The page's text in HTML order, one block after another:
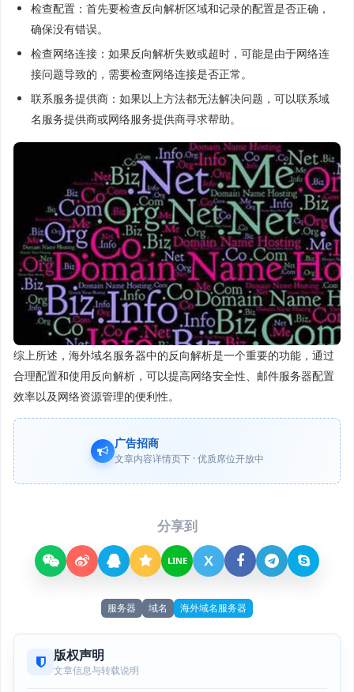
检查配置：首先要检查反向解析区域和记录的配置是否正确，
确保没有错误。
检查网络连接：如果反向解析失败或超时，可能是由于网络连
接问题导致的，需要检查网络连接是否正常。
联系服务提供商：如果以上方法都无法解决问题，可以联系域
名服务提供商或网络服务提供商寻求帮助。
综上所述，海外域名服务器中的反向解析是一个重要的功能，通过
合理配置和使用反向解析，可以提高网络安全性、邮件服务器配置
效率以及网络资源管理的便利性。
广告招商
文章内容详情页下 · 优质席位开放中
分享到
LINE X
服务器 域名 海外域名服务器
版权声明
文章信息与转载说明